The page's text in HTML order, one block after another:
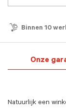
Binnen 10
Onze
Natuurlijk een